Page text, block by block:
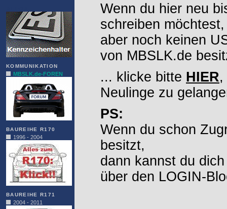
KOMMUNIKATION
MBSLK.de-FOREN
BAUREIHE R170
1996 - 2004
BAUREIHE R171
2004 - 2011
Wenn du hier neu
schreiben möchtest,
aber noch keinen
von MBSLK.de
... klicke bitte HIER,
Neulinge zu
PS:
Wenn du schon
besitzt,
dann kannst du
über den LOGIN-